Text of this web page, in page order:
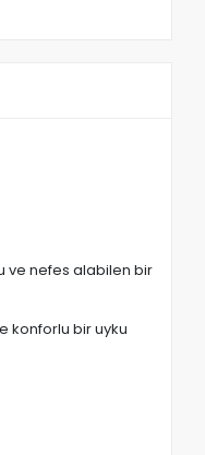
ve nefes alabilen bir
konforlu bir uyku